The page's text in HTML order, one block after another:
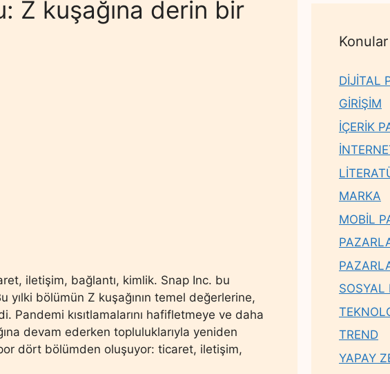
Z kuşağına derin bir
iletişim, bağlantı, kimlik. Snap Inc. bu
yılki bölümün Z kuşağının temel değerlerine,
Pandemi kısıtlamalarını hafifletmeye ve daha
devam ederken topluluklarıyla yeniden
dört bölümden oluşuyor: ticaret, iletişim,
Konular
DİJİTAL
GİRİŞİM
İÇERİK
MARKA
MOBİL
SOSYAL
TREND
YAPAY